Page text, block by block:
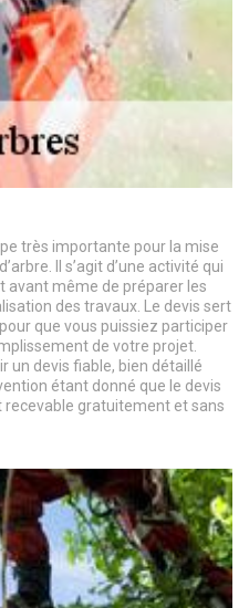
très importante pour la mise
Il s’agit d’une activité qui
avant même de préparer les
des travaux. Le devis sert
que vous puissiez participer
de votre projet.
un devis fiable, bien détaillé
étant donné que le devis
recevable gratuitement et sans